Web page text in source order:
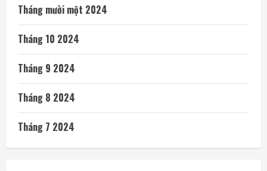
Tháng mười một 2024
Tháng 10 2024
Tháng 9 2024
Tháng 8 2024
Tháng 7 2024